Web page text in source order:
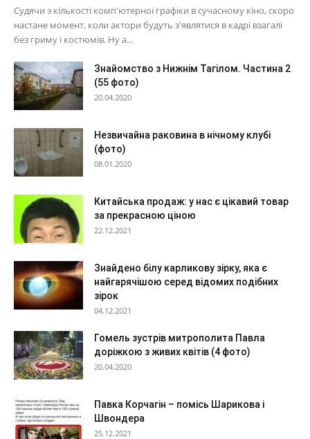
Судячи з кількості комп'ютерної графіки в сучасному кіно, скоро
настане момент, коли актори будуть з'являтися в кадрі взагалі
без гриму і костюмів. Ну а...
Знайомство з Нижнім Тагілом. Частина 2
(55 фото)
20.04.2020
Незвичайна раковина в нічному клубі
(фото)
08.01.2020
Китайська продаж: у нас є цікавий товар
за прекрасною ціною
22.12.2021
Знайдено білу карликову зірку, яка є
найгарячішою серед відомих подібних
зірок
04.12.2021
Гомель зустрів митрополита Павла
доріжкою з живих квітів (4 фото)
20.04.2020
Павка Корчагін – помісь Шарикова і
Швондера
25.12.2021